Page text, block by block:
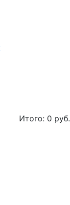
Итого: 0 руб.